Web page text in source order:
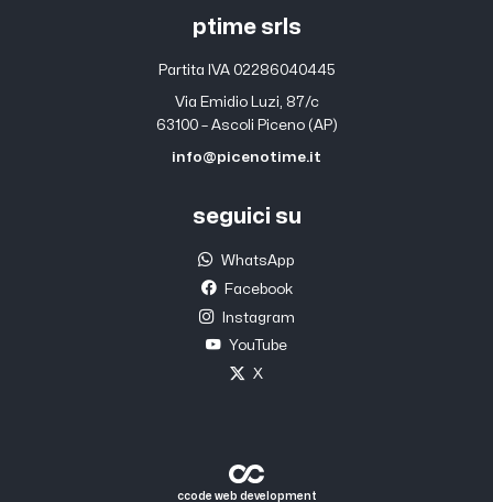
ptime srls
Partita IVA 02286040445
Via Emidio Luzi, 87/c
63100 – Ascoli Piceno (AP)
info@picenotime.it
seguici su
WhatsApp
Facebook
Instagram
YouTube
X
ccode web development